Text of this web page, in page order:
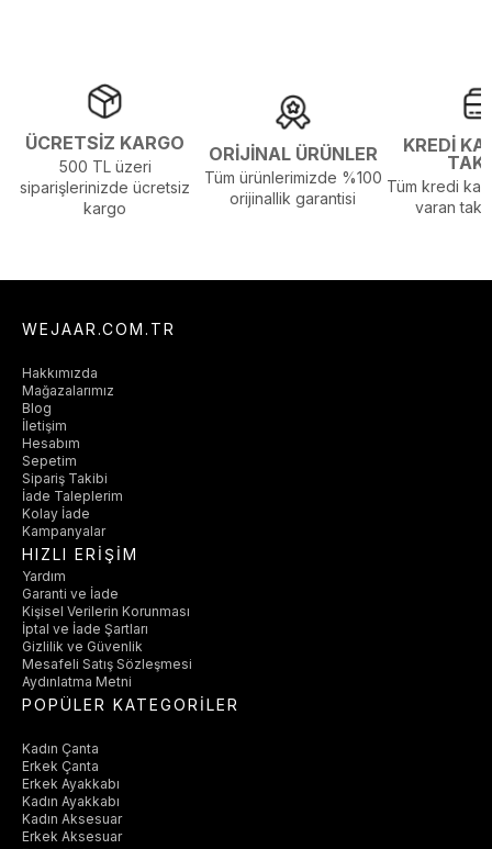
ÜCRETSİZ KARGO
500 TL üzeri
siparişlerinizde ücretsiz
kargo
ORİJİNAL ÜRÜNLER
Tüm ürünlerimizde %100
orijinallik garantisi
KREDİ
Tüm kredi
varan
WEJAAR.COM.TR
Hakkımızda
Mağazalarımız
Blog
İletişim
Hesabım
Sepetim
Sipariş Takibi
İade Taleplerim
Kolay İade
Kampanyalar
HIZLI ERİŞİM
Yardım
Garanti ve İade
Kişisel Verilerin Korunması
İptal ve İade Şartları
Gizlilik ve Güvenlik
Mesafeli Satış Sözleşmesi
Aydınlatma Metni
POPÜLER KATEGORİLER
Kadın Çanta
Erkek Çanta
Erkek Ayakkabı
Kadın Ayakkabı
Kadın Aksesuar
Erkek Aksesuar